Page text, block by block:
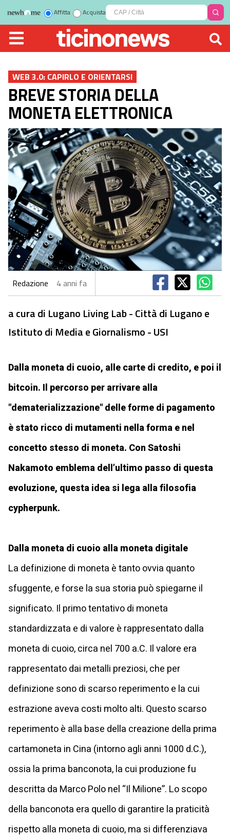
Affitta Acquista
WEB 3.0: CAPIRLO E ORIENTARSI
BREVE STORIA DELLA
MONETA ELETTRONICA
Redazione 4 anni fa
a cura di Lugano Living Lab - Città di Lugano e
Istituto di Media e Giornalismo - USI
Dalla moneta di cuoio, alle carte di credito, e poi il
bitcoin. Il percorso per arrivare alla
"dematerializzazione" delle forme di pagamento
è stato ricco di mutamenti nella forma e nel
concetto stesso di moneta. Con Satoshi
Nakamoto emblema dell’ultimo passo di questa
evoluzione, questa idea si lega alla filosofia
cypherpunk.
Dalla moneta di cuoio alla moneta digitale
La definizione di moneta è tanto ovvia quanto
sfuggente, e forse la sua storia può spiegarne il
significato. Il primo tentativo di moneta
standardizzata e di valore è rappresentato dalla
moneta di cuoio, circa nel 700 a.C. Il valore era
rappresentato dai metalli preziosi, che per
definizione sono di scarso reperimento e la cui
estrazione aveva costi molto alti. Questo scarso
reperimento è alla base della creazione della prima
cartamoneta in Cina (intorno agli anni 1000 d.C.),
ossia la prima banconota, la cui produzione fu
descritta da Marco Polo nel “Il Milione”. Lo scopo
della banconota era quello di garantire la praticità
rispetto alla moneta di cuoio, ma si differenziava